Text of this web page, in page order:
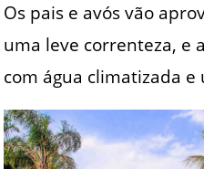
Os pais e avós vão
uma leve correnteza, e
com água climatizada e